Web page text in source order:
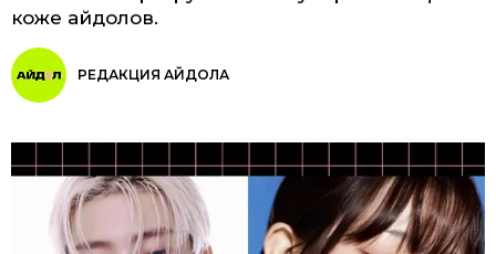
коже айдолов.
РЕДАКЦИЯ АЙДОЛА